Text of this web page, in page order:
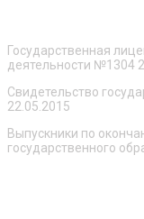
Государственная
деятельности №1304
Свидетельство
22.05.2015
Выпускники по
государственного